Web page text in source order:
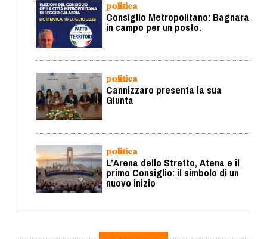
politica
Consiglio Metropolitano: Bagnara
in campo per un posto.
politica
Cannizzaro presenta la sua
Giunta
politica
L’Arena dello Stretto, Atena e il
primo Consiglio: il simbolo di un
nuovo inizio